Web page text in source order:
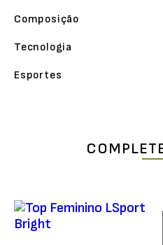
Composição
Tecnologia
Esportes